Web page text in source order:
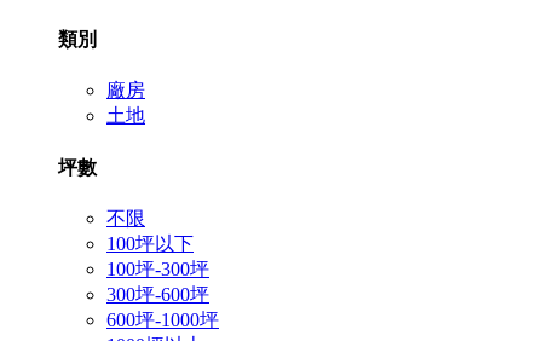
類別
廠房
土地
坪數
不限
100坪以下
100坪-300坪
300坪-600坪
600坪-1000坪